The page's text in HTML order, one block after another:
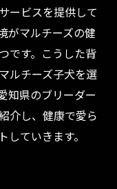
ービスを提供して
がマルチーズの健
です。こうした背
ルチーズ子犬を選
知県のブリーダー
介し、健康で愛ら
ていきます。